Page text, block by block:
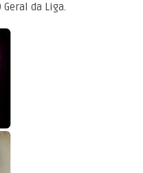
Geral da Liga.